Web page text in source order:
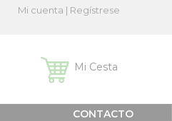
Mi cuenta | Regístrese
Mi Cesta
CONTACTO